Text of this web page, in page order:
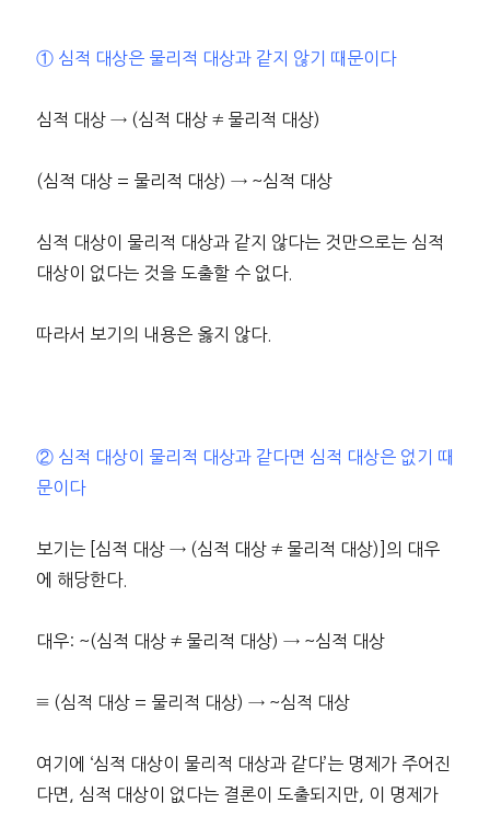
① 심적 대상은 물리적 대상과 같지 않기 때문이다
심적 대상 → (심적 대상 ≠ 물리적 대상)
(심적 대상 = 물리적 대상) → ~심적 대상
심적 대상이 물리적 대상과 같지 않다는 것만으로는 심적
대상이 없다는 것을 도출할 수 없다.
따라서 보기의 내용은 옳지 않다.
② 심적 대상이 물리적 대상과 같다면 심적 대상은 없기 때
문이다
보기는 [심적 대상 → (심적 대상 ≠ 물리적 대상)]의 대우
에 해당한다.
대우: ~(심적 대상 ≠ 물리적 대상) → ~심적 대상
≡ (심적 대상 = 물리적 대상) → ~심적 대상
여기에 ‘심적 대상이 물리적 대상과 같다’는 명제가 주어진
다면, 심적 대상이 없다는 결론이 도출되지만, 이 명제가